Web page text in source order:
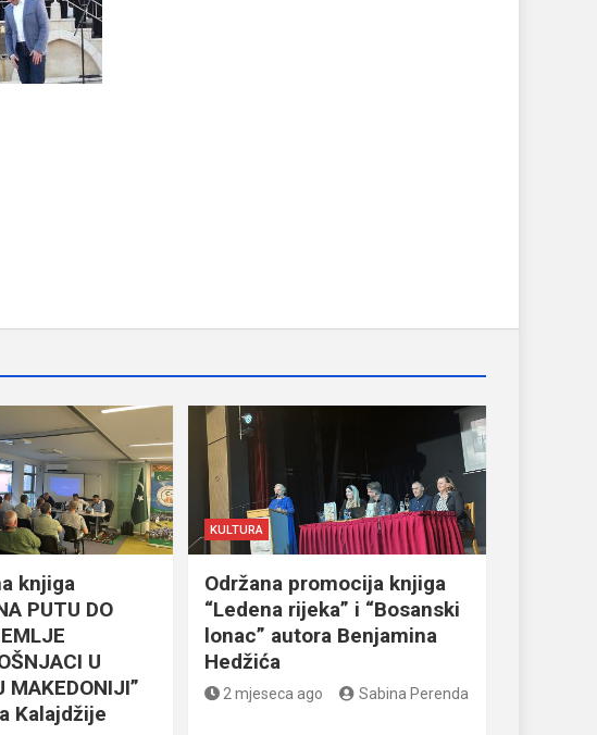
knjiga
PUTU DO
U
MAKEDONIJI”
Kalajdžije
KULTURA
Održana promocija knjiga
“Ledena rijeka” i “Bosanski
lonac” autora Benjamina
Hedžića
2 mjeseca ago Sabina Perenda